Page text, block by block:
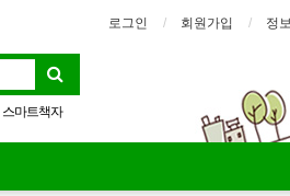
로그인 회원가입 정
스마트책자